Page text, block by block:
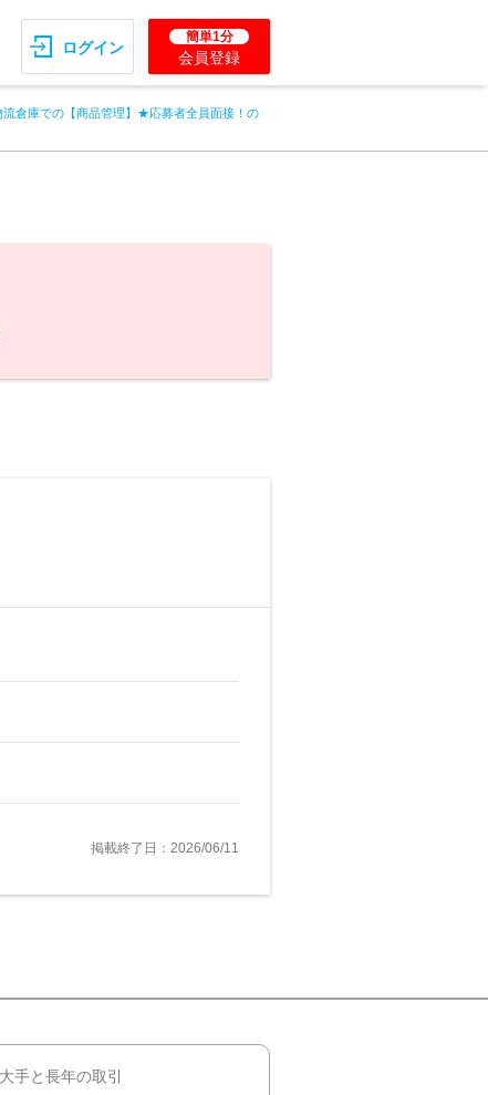
ログイン
簡単1分
会員登録
流倉庫での【商品管理】★応募者全員面接！の
掲載終了日：2026/06/11
手と長年の取引